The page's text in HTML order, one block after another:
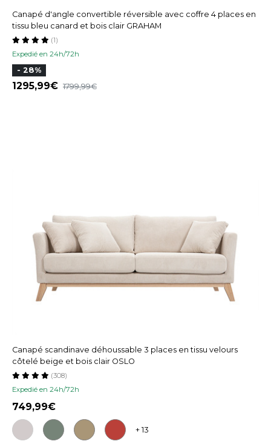
Canapé d'angle convertible réversible avec coffre 4 places en
tissu bleu canard et bois clair GRAHAM
Expedié en 24h/72h
(1)
- 28%
1295,99 1799,99
Canapé scandinave déhoussable 3 places en tissu velours
côtelé beige et bois clair OSLO
Expedié en 24h/72h
(308)
749,99
+ 13